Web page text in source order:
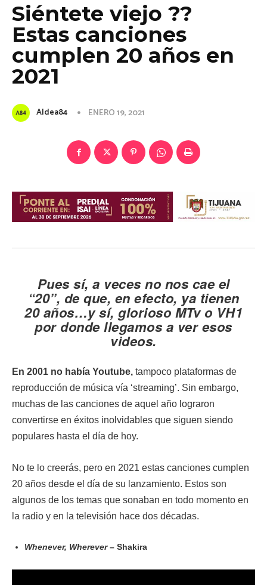
Siéntete viejo ??
Estas canciones
cumplen 20 años en
2021
Aldea84 ENERO 19, 2021
Pues sí, a veces no nos cae el
“20”, de que, en efecto, ya tienen
20 años…y sí, glorioso MTv o VH1
por donde llegamos a ver esos
videos.
En 2001 no había Youtube, tampoco plataformas de
reproducción de música vía ‘streaming’. Sin embargo,
muchas de las canciones de aquel año lograron
convertirse en éxitos inolvidables que siguen siendo
populares hasta el día de hoy.
No te lo creerás, pero en 2021 estas canciones cumplen
20 años desde el día de su lanzamiento. Estos son
algunos de los temas que sonaban en todo momento en
la radio y en la televisión hace dos décadas.
Whenever, Wherever– Shakira